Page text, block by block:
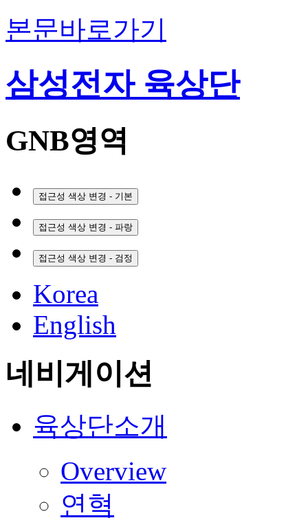
본문바로가기
삼성전자 육상단
GNB영역
접근성 색상 변경 - 기본
접근성 색상 변경 - 파랑
접근성 색상 변경 - 검정
Korea
English
네비게이션
육상단소개
Overview
연혁